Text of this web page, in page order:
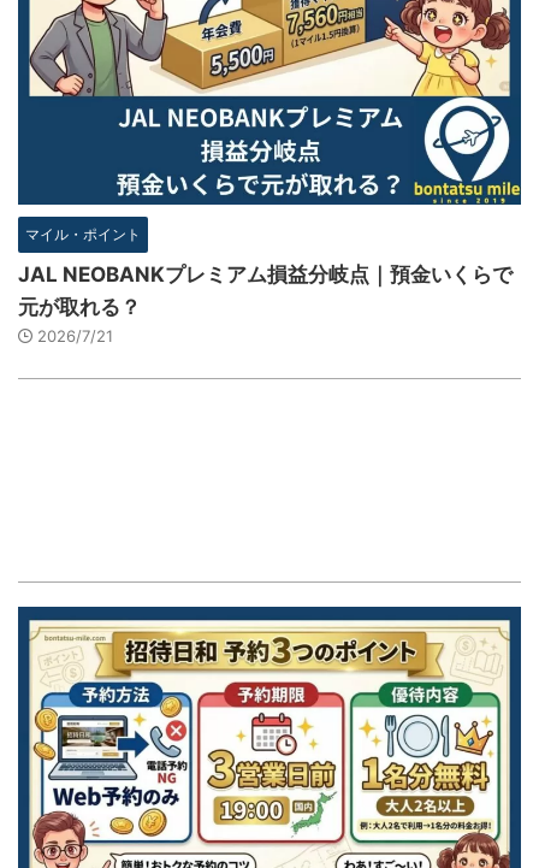
マイル・ポイント
JAL NEOBANKプレミアム損益分岐点｜預金いくらで
元が取れる？
2026/7/21